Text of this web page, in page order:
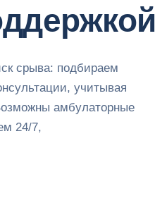
срыва: подбираем
учитывая
амбулаторные
24/7,